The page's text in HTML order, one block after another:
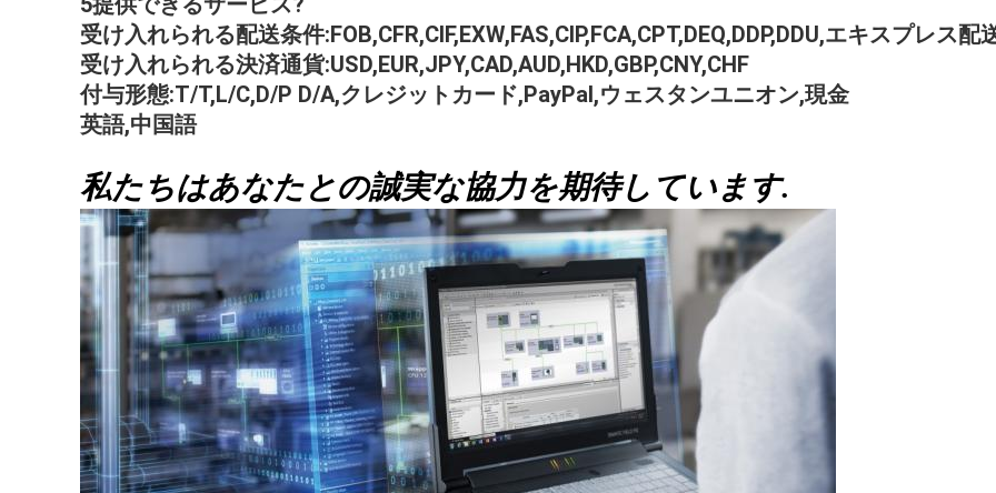
受け入れられる配送条件:FOB,CFR,CIF,EXW,FAS,CIP,FCA,CPT,DEQ,DDP,DDU,エキスプレス配
受け入れられる決済通貨:USD,EUR,JPY,CAD,AUD,HKD,GBP,CNY,CHF
付与形態:T/T,L/C,D/P D/A,クレジットカード,PayPal,ウェスタンユニオン,現金
英語,中国語
私たちはあなたとの誠実な協力を期待しています.